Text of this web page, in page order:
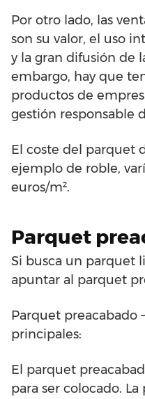
Por otro lado, las
son su valor, el uso
y la gran difusión de
embargo, hay que
productos de
gestión responsable
El coste del parquet
ejemplo de roble,
euros/m².
Parquet
Si busca un parquet
apuntar al parquet
Parquet preacabado
principales:
El parquet
para ser colocado.